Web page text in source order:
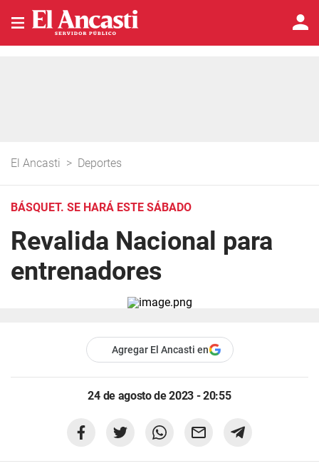
El Ancasti > Deportes
BÁSQUET. SE HARÁ ESTE SÁBADO
Revalida Nacional para
entrenadores
Agregar El Ancasti en
24 de agosto de 2023 - 20:55